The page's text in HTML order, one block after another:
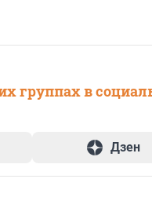
группах в
Дзен